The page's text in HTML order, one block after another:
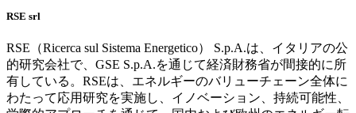
RSE srl
RSE（Ricerca sul Sistema Energetico） S.p.A.は、イタリアの公
的研究会社で、GSE S.p.A.を通じて経済財務省が間接的に所
有している。RSEは、エネルギーのバリューチェーン全体に
わたって応用研究を実施し、イノベーション、持続可能性、